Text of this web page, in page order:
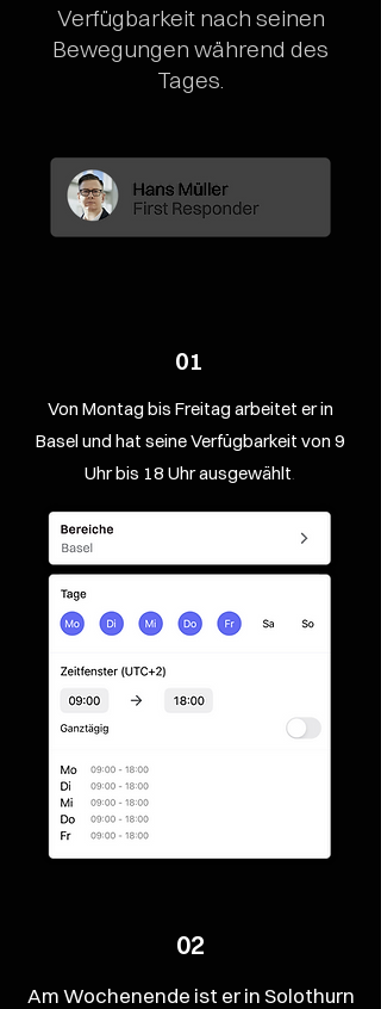
Verfügbarkeit nach seinen
Bewegungen während des
Tages.
01
Von Montag bis Freitag arbeitet er in
Basel und hat seine Verfügbarkeit von 9
Uhr bis 18 Uhr ausgewählt.
02
Am Wochenende ist er in Solothurn